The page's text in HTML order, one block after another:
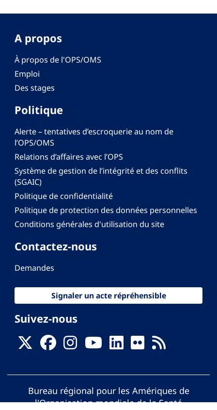
A propos
À propos de l'OPS/OMS
Emploi
Des stages
Politique
Alerte – tentatives d’escroquerie au nom de
l’OPS/OMS
Relations d’affaires avec l’OPS
Système de gestion de l’intégrité et des conflits
(SGAIC)
Politique de confidentialité
Politique de protection des données personnelles
Conditions générales d'utilisation du site
Contactez-nous
Demandes
Signaler un acte répréhensible
Suivez-nous
Bureau régional pour les Amériques de
l'Organisation mondiale de la Santé